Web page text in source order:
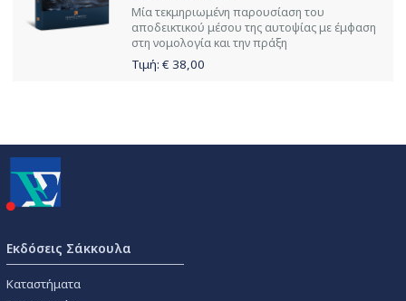
Μία τεκμηριωμένη παρουσίαση του
αποδεικτικού μέσου της αυτοψίας με έμφαση
στη νομολογία και την πράξη
Τιμή: € 38,00
Εκδόσεις Σάκκουλα
Καταστήματα